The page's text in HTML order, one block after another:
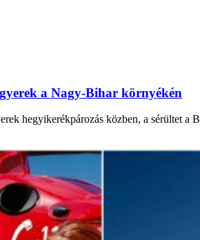
a Nagy-Bihar környékén
hegyikerékpározás közben, a sérültet